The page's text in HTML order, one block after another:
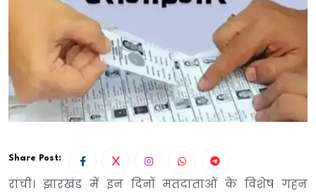
Share Post:
रांची। झारखंड में इन दिनों मतदाताओं के विशेष गहन